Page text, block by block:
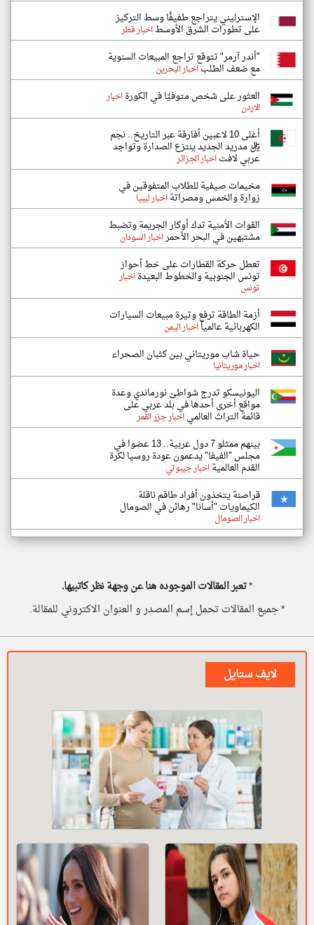
الإسترليني يتراجع طفيفًا وسط التركيز
على تطورات الشرق الأوسطاخبار قطر
"أندر آرمر" تتوقع تراجع المبيعات السنوية
مع ضعف الطلباخبار البحرين
العثور على شخص متوفيًا في الكورةاخبار
الاردن
أغلى 10 لاعبين أفارقة عبر التاريخ.. نجم
ريال مدريد الجديد ينتزع الصدارة وتواجد
عربي لافتاخبار الجزائر
مخيمات صيفية للطلاب المتفوقين في
زوارة والخمس ومصراتةاخبار ليبيا
القوات الأمنية تدك أوكار الجريمة وتضبط
مشتبهين في البحر الأحمراخبار السودان
تعطل حركة القطارات على خط أحواز
تونس الجنوبية والخطوط البعيدةاخبار
تونس
أزمة الطاقة ترفع وتيرة مبيعات السيارات
الكهربائية عالمياًاخبار اليمن
حياة شاب موريتاني بين كثبان الصحراء
اخبار موريتانيا
اليونيسكو تدرج شواطئ نورماندي وعدة
مواقع أخرى أحدها في بلد عربي على
قائمة التراث العالمياخبار جزر القمر
بينهم ممثلو 7 دول عربية.. 13 عضوا في
مجلس "الفيفا" يدعمون عودة روسيا لكرة
القدم العالميةاخبار جيبوتي
قراصنة يتخذون أفراد طاقم ناقلة
الكيماويات "أسانا" رهائن في الصومال
اخبار الصومال
*تعبر المقالات الموجوده هنا عن وجهة نظر كاتبيها.
* جميع المقالات تحمل إسم المصدر و العنوان الاكتروني للمقالة.
لايف ستايل